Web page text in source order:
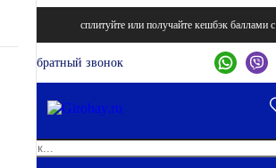
сплитуйте или получайте кешбэк баллами с
Обратный звонок